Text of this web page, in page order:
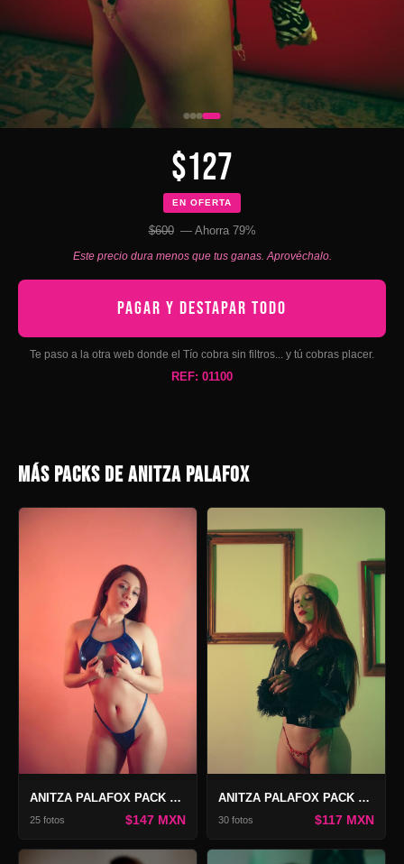
$127
EN OFERTA
$600 — Ahorra 79%
Este precio dura menos que tus ganas. Aprovéchalo.
PAGAR Y DESTAPAR TODO
Te paso a la otra web donde el Tío cobra sin filtros... y tú cobras placer.
REF: 01100
MÁS PACKS DE ANITZA PALAFOX
ANITZA PALAFOX PACK AZUL TENTACIÓN
25 fotos $147 MXN
ANITZA PALAFOX PACK RED ROOM BLUES
30 fotos $117 MXN